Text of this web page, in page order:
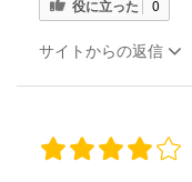
役に立った 0
サイトからの返信